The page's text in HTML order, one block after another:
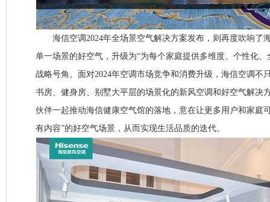
海信空调2024年全场景空气解决方案发布，则再度吹响了
单一场景的好空气，升级为“为每个家庭提供多维度、个性化
战略号角。面对2024年空调市场竞争和消费升级，海信空调不
书房、健身房、别墅大平层的场景化的新风空调和好空气解决
伙伴一起推动海信健康空气馆的落地，意在让更多用户和家庭
有内容”的好空气场景，从而实现生活品质的迭代。